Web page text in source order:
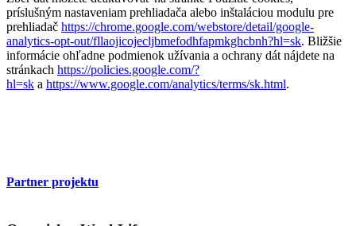
príslušným nastaveniam prehliadača alebo inštaláciou modulu pre
prehliadač https://chrome.google.com/webstore/detail/google-
analytics-opt-out/fllaojicojecljbmefodhfapmkghcbnh?hl=sk. Bližšie
informácie ohľadne podmienok užívania a ochrany dát nájdete na
stránkach https://policies.google.com/?
hl=sk a https://www.google.com/analytics/terms/sk.html.
Partner projektu